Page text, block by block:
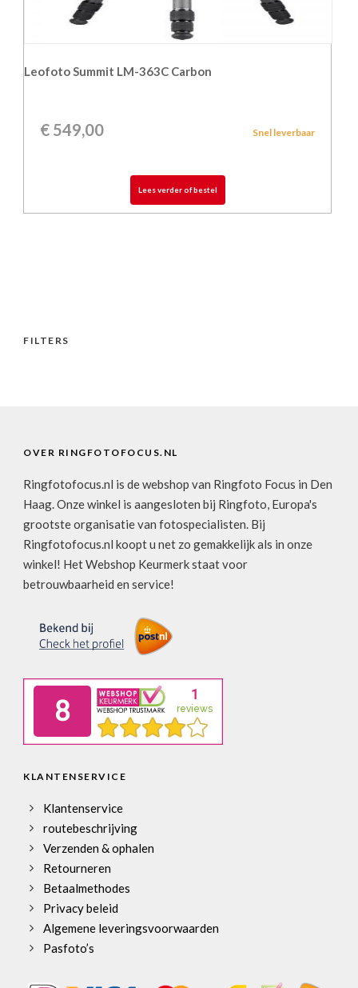
Leofoto Summit LM-363C Carbon
€ 549,00 Snel leverbaar
Lees verder of bestel
FILTERS
OVER RINGFOTOFOCUS.NL
Ringfotofocus.nl is de webshop van Ringfoto Focus in Den
Haag. Onze winkel is aangesloten bij Ringfoto, Europa's
grootste organisatie van fotospecialisten. Bij
Ringfotofocus.nl koopt u net zo gemakkelijk als in onze
winkel! Het Webshop Keurmerk staat voor
betrouwbaarheid en service!
KLANTENSERVICE
Klantenservice
routebeschrijving
Verzenden & ophalen
Retourneren
Betaalmethodes
Privacy beleid
Algemene leveringsvoorwaarden
Pasfoto’s